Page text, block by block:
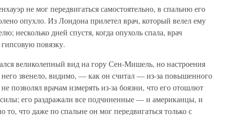
не мог передвигаться самостоятельно, в спальню его
опухло. Из Лондона прилетел врач, который велел ему
несколько дней спустя, когда опухоль спала, врач
повязку.
великолепный вид на гору Сен-Мишель, но настроения
звенело, видимо, — как он считал — из-за повышенного
позволял врачам измерять из-за боязни, что его отошлют
его раздражали все подчиненные — и американцы, и
то, что даже по спальне он мог передвигаться только с